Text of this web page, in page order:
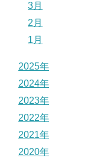
3月
2月
1月
2025年
2024年
2023年
2022年
2021年
2020年